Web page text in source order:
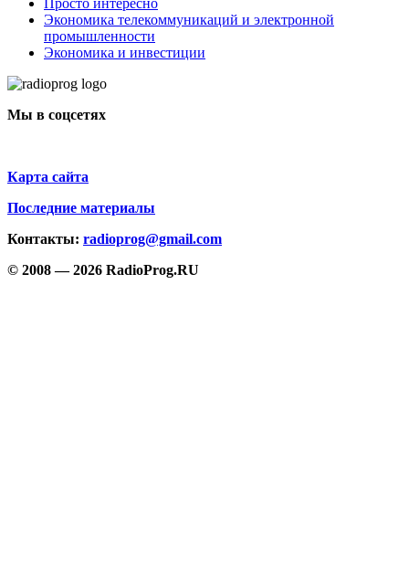
Просто интересно
Экономика телекоммуникаций и электронной
промышленности
Экономика и инвестиции
Мы в соцсетях
Карта сайта
Последние материалы
Контакты: radioprog@gmail.com
© 2008 — 2026 RadioProg.RU